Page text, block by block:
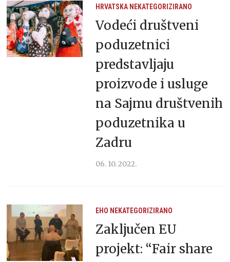
HRVATSKA NEKATEGORIZIRANO
Vodeći društveni
poduzetnici
predstavljaju
proizvode i usluge
na Sajmu društvenih
poduzetnika u
Zadru
06. 10. 2022.
EHO NEKATEGORIZIRANO
Zaključen EU
projekt: “Fair share